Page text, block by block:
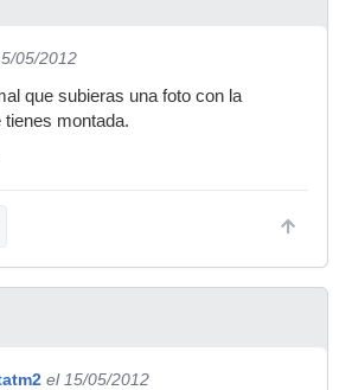
05/2012
que subieras una foto con la
montada.
el 15/05/2012